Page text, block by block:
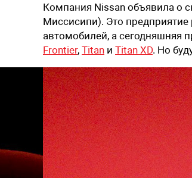
Компания Nissan объявила о
Миссисипи). Это предприятие
автомобилей, а сегодняшняя
Frontier, Titan и Titan XD. Но